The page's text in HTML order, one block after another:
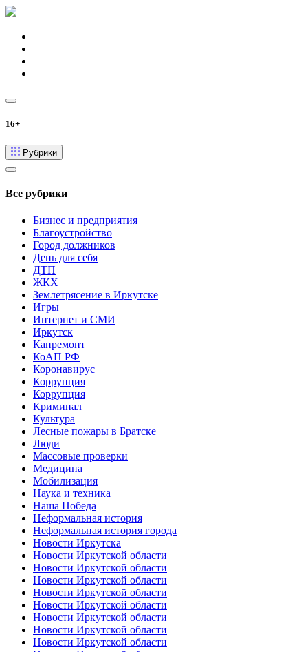
16+
Рубрики
Все рубрики
Бизнес и предприятия
Благоустройство
Город должников
День для себя
ДТП
ЖКХ
Землетрясение в Иркутске
Игры
Интернет и СМИ
Иркутск
Капремонт
КоАП РФ
Коронавирус
Коррупция
Коррупция
Криминал
Культура
Лесные пожары в Братске
Люди
Массовые проверки
Медицина
Мобилизация
Наука и техника
Наша Победа
Неформальная история
Неформальная история города
Новости Иркутска
Новости Иркутской области
Новости Иркутской области
Новости Иркутской области
Новости Иркутской области
Новости Иркутской области
Новости Иркутской области
Новости Иркутской области
Новости Иркутской области